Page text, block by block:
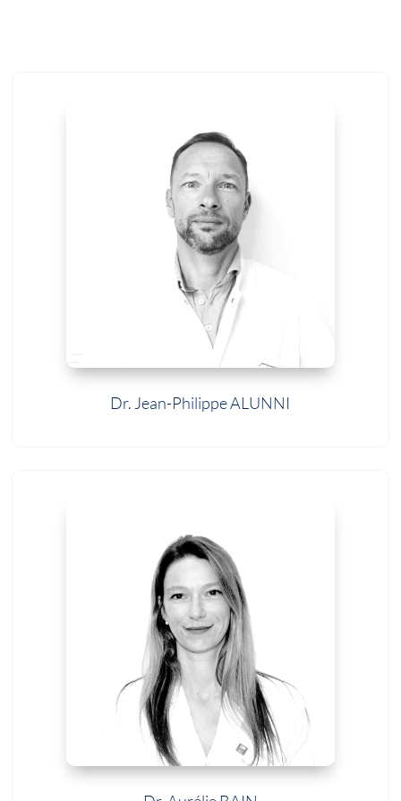
Dr. Jean-Philippe ALUNNI